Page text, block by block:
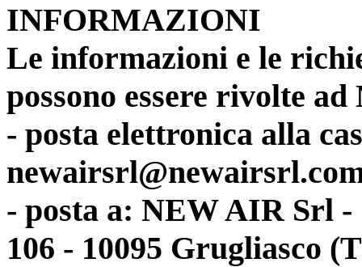
INFORMAZIONI
Le informazioni e le
possono essere rivolte
- posta elettronica alla
- posta a: NEW AIR Srl
106 - 10095 Grugliasco